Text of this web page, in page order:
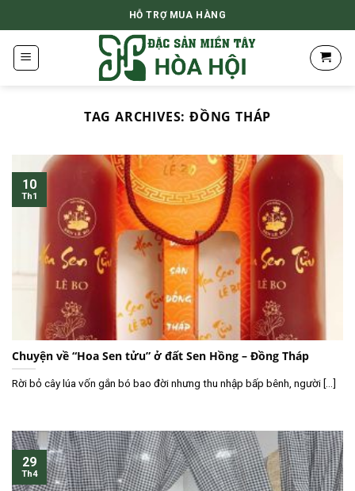
to
content
HỖ TRỢ MUA HÀNG
TAG ARCHIVES: ĐỒNG THÁP
Chuyện về “Hoa Sen tửu” ở đất Sen Hồng – Đồng Tháp
Rời bỏ cây lúa vốn gắn bó bao đời nhưng thu nhập bấp bênh, người [...]
10
Th1
29
Th4